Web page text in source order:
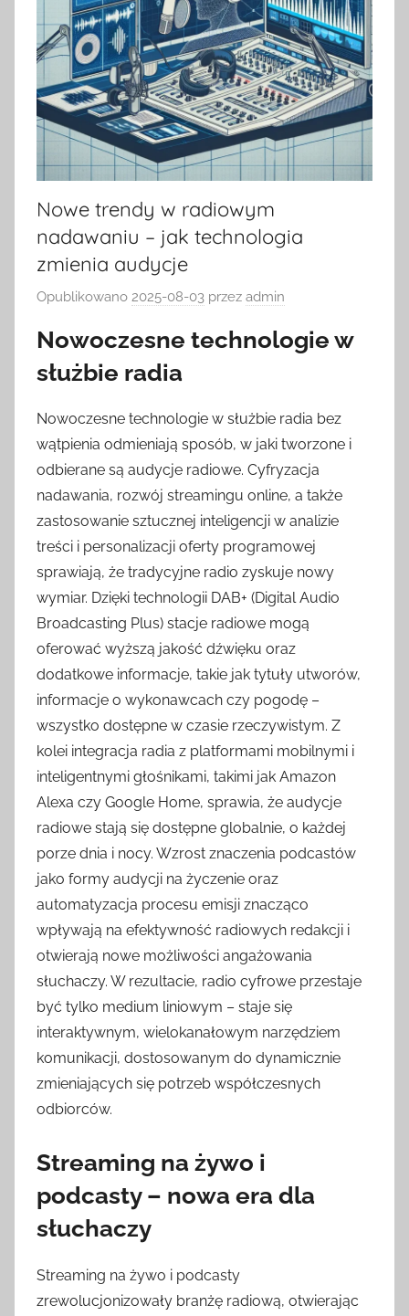
Nowe trendy w radiowym
nadawaniu – jak technologia
zmienia audycje
Opublikowano 2025-08-03 przez admin
Nowoczesne technologie w
służbie radia
Nowoczesne technologie w służbie radia bez
wątpienia odmieniają sposób, w jaki tworzone i
odbierane są audycje radiowe. Cyfryzacja
nadawania, rozwój streamingu online, a także
zastosowanie sztucznej inteligencji w analizie
treści i personalizacji oferty programowej
sprawiają, że tradycyjne radio zyskuje nowy
wymiar. Dzięki technologii DAB+ (Digital Audio
Broadcasting Plus) stacje radiowe mogą
oferować wyższą jakość dźwięku oraz
dodatkowe informacje, takie jak tytuły utworów,
informacje o wykonawcach czy pogodę –
wszystko dostępne w czasie rzeczywistym. Z
kolei integracja radia z platformami mobilnymi i
inteligentnymi głośnikami, takimi jak Amazon
Alexa czy Google Home, sprawia, że audycje
radiowe stają się dostępne globalnie, o każdej
porze dnia i nocy. Wzrost znaczenia podcastów
jako formy audycji na życzenie oraz
automatyzacja procesu emisji znacząco
wpływają na efektywność radiowych redakcji i
otwierają nowe możliwości angażowania
słuchaczy. W rezultacie, radio cyfrowe przestaje
być tylko medium liniowym – staje się
interaktywnym, wielokanałowym narzędziem
komunikacji, dostosowanym do dynamicznie
zmieniających się potrzeb współczesnych
odbiorców.
Streaming na żywo i
podcasty – nowa era dla
słuchaczy
Streaming na żywo i podcasty
zrewolucjonizowały branżę radiową, otwierając